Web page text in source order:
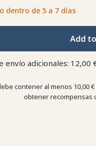
dentro de 5 a 7 días
Add
envío adicionales: 12,00
contener al menos 10,00
obtener recompensas